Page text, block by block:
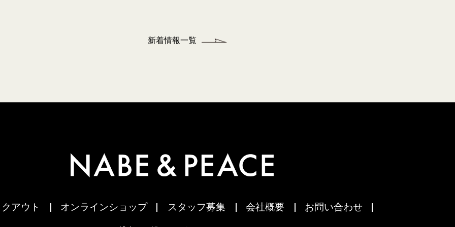
新着情報一覧
アウト オンラインショップ スタッフ募集 会社概要 お問い合わせ